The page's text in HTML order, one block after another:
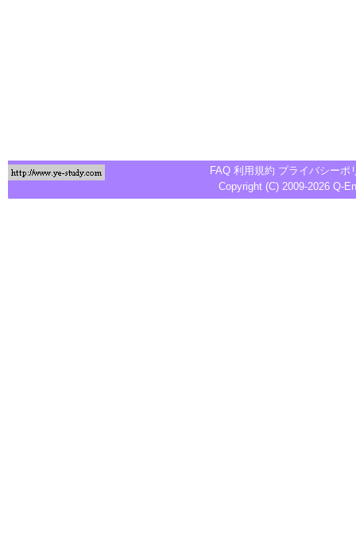
FAQ 利用規約 プライバシーポ
Copyright (C) 2009-2026 Q-